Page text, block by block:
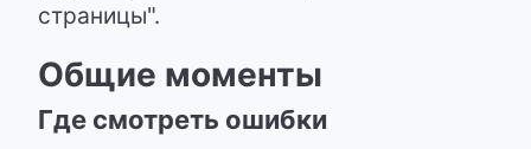
страницы".
Общие моменты
Где смотреть ошибки